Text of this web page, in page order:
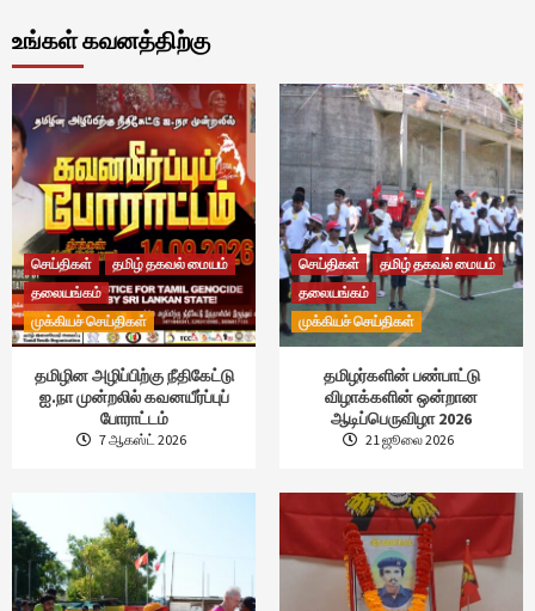
உங்கள் கவனத்திற்கு
செய்திகள்
தமிழ் தகவல் மையம்
தலையங்கம்
முக்கியச் செய்திகள்
தமிழின அழிப்பிற்கு நீதிகேட்டு
ஐ.நா முன்றலில் கவனயீர்ப்புப்
போராட்டம்
7 ஆகஸ்ட் 2026
செய்திகள்
தமிழ் தகவல் மையம்
தலையங்கம்
முக்கியச் செய்திகள்
தமிழர்களின் பண்பாட்டு
விழாக்களின் ஒன்றான
ஆடிப்பெருவிழா 2026
21 ஜூலை 2026